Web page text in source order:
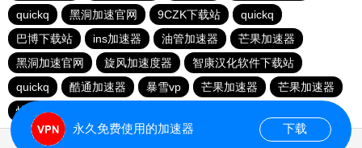
quickq
黑洞加速官网 9CZK下载站
quickq
巴博下载站
ins加速器 油管加速器
芒果加速器
黑洞加速官网
旋风加速度器
智康汉化软件下载站
quickq
酷通加速器 暴雪vp 芒果加速器
芒果加速器
快橙加速器
永久免费使用的加速器 下载